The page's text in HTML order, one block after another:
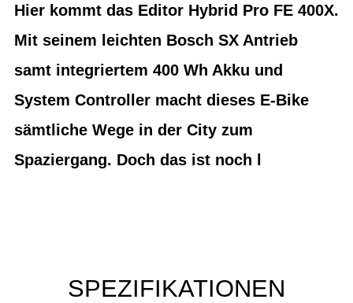
Hier kommt das Editor Hybrid Pro FE 400X.
Mit seinem leichten Bosch SX Antrieb
samt integriertem 400 Wh Akku und
System Controller macht dieses E-Bike
sämtliche Wege in der City zum
Spaziergang. Doch das ist noch l
SPEZIFIKATIONEN